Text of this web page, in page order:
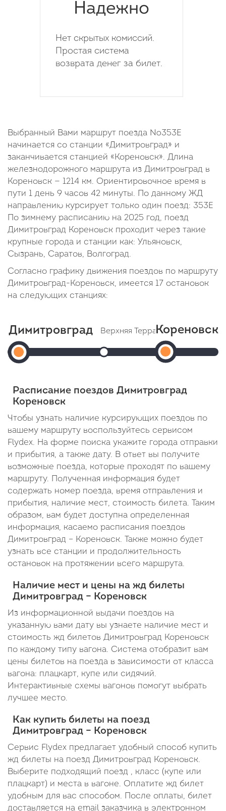
Надежно
Нет скрытых комиссий.
Простая система
возврата денег за билет.
Выбранный Вами маршрут поезда №353Е
начинается со станции «Димитровград» и
заканчивается станцией «Кореновск». Длина
железнодорожного маршрута из Димитровград в
Кореновск — 1214 км. Ориентировочное время в
пути 1 день 9 часов 42 минуты. По данному ЖД
направлению курсирует только один поезд: 353Е
По зимнему расписанию на 2025 год, поезд
Димитровград Кореновск проходит через такие
крупные города и станции как: Ульяновск,
Сызрань, Саратов, Волгоград.
Согласно графику движения поездов по маршруту
Димитровград-Кореновск, имеется 17 остановок
на следующих станциях:
Димитровград
Димитровград
Отправление:
Верхняя Терраса
Прибытие: 21:32
Отправление: 21:34
В пути: 1 час 32 минуты
Ульяновск
Кореновск
Прибытие:
пути:
1
день
9
часов
42
минуты
Расписание поездов Димитровград
Кореновск
Чтобы узнать наличие курсирующих поездов по
вашему маршруту воспользуйтесь сервисом
Flydex. На форме поиска укажите города отправки
и прибытия, а также дату. В ответ вы получите
возможные поезда, которые проходят по вашему
маршруту. Полученная информация будет
содержать номер поезда, время отправления и
прибытия, наличие мест, стоимость билета. Таким
образом, вам будет доступна определенная
информация, касаемо расписания поездов
Димитровград – Кореновск. Также можно будет
узнать все станции и продолжительность
остановок на протяжении всего маршрута.
Наличие мест и цены на жд билеты
Димитровград – Кореновск
Из информационной выдачи поездов на
указанную вами дату вы узнаете наличие мест и
стоимость жд билетов Димитровград Кореновск
по каждому типу вагона. Система отобразит вам
цены билетов на поезда в зависимости от класса
вагона: плацкарт, купе или сидячий.
Интерактивные схемы вагонов помогут выбрать
лучшее место.
Как купить билеты на поезд
Димитровград – Кореновск
Сервис Flydex предлагает удобный способ купить
жд билеты на поезд Димитровград Кореновск.
Выберите подходящий поезд , класс (купе или
плацкарт) и места в вагоне. Оплатите жд билет
удобным для вас способом. После оплаты, билет
доставляется на email заказчика в электронном